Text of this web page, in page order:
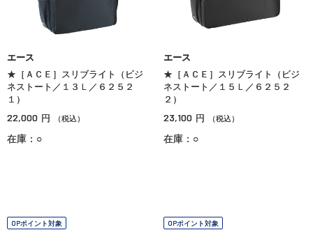
エース
★［ＡＣＥ］スリブライト（ビジ
ネストート／１３Ｌ／６２５２
１）
22,000 円 （税込）
在庫：○
エース
★［ＡＣＥ］スリブライト（ビジ
ネストート／１５Ｌ／６２５２
２）
23,100 円 （税込）
在庫：○
OPポイント対象 OPポイント対象